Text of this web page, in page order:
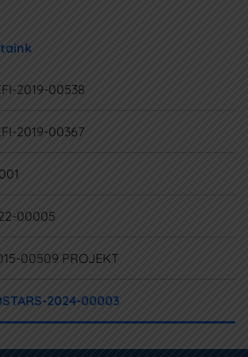
2019-00538
2019-00367
00005
00509 PROJEKT
2024-00003